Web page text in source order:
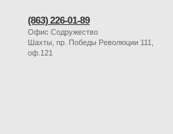
(863) 226-01-89
Офис Содружество
Шахты, пр. Победы Революции 111,
оф.121